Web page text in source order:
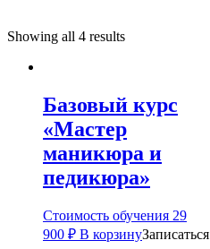
Showing all 4 results
Базовый курс
«Мастер
маникюра и
педикюра»
Стоимость обучения 29
900 ₽ В корзинуЗаписаться